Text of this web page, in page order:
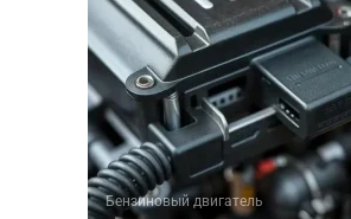
Бензиновый двигатель